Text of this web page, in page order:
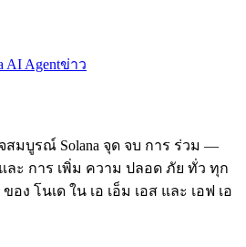
AI Agentข่าว
สมบูรณ์ Solana จุด จบ การ ร่วม —
ะ การ เพิ่ม ความ ปลอด ภัย ทั่ว ทุก
อง โนเด ใน เอ เอ็ม เอส และ เอฟ เอ